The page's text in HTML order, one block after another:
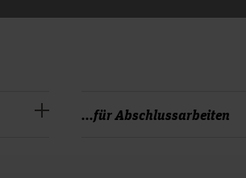
...für Abschlussarbeiten